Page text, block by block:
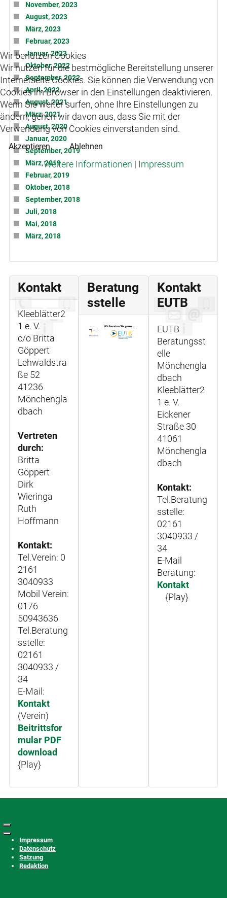
November, 2023
August, 2023
März, 2023
Februar, 2023
Januar, 2023
Oktober, 2022
September, 2022
April, 2022
August, 2021
März, 2021
August, 2020
Januar, 2020
September, 2019
März, 2019
Februar, 2019
Oktober, 2018
September, 2018
Juli, 2018
Mai, 2018
März, 2018
Kontakt
Kleeblätter2
1 e. V.
c/o Britta
Göppert
Lehwaldstra
ße 52
41236
Mönchengla
dbach
Vertreten
durch:
Britta
Göppert
Dirk
Wieringa
Ruth
Hoffmann
Kontakt:
Tel.Verein: 0
2161
3040933
Mobil Verein:
0176
50943636
Tel.Beratung
sstelle:
02161
3040933 /
34
E-Mail:
Kontakt
(Verein)
Beitrittsfor
mular PDF
download
{Play}
Beratung
sstelle
Kontakt
EUTB
EUTB
Beratungsst
elle
Mönchengla
dbach
Kleeblätter2
1 e. V.
Eickener
Straße 30
41061
Mönchengla
dbach
Kontakt:
Tel.Beratung
sstelle:
02161
3040933 /
34
E-Mail
Beratung:
Kontakt
{Play}
Impressum
Datenschutz
Satzung
Redaktion
Wir benutzen Cookies
Wir nutzen für die bestmögliche Bereitstellung unserer
Internetseite Cookies. Sie können die Verwendung von
Cookies im Browser in den Einstellungen deaktivieren.
Wenn Sie weiter surfen, ohne Ihre Einstellungen zu
ändern, gehen wir davon aus, dass Sie mit der
Verwendung von Cookies einverstanden sind.
Akzeptieren Ablehnen
Weitere Informationen | Impressum